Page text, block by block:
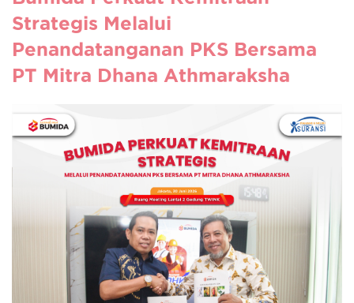
Strategis Melalui
Penandatanganan PKS Bersama
PT Mitra Dhana Athmaraksha